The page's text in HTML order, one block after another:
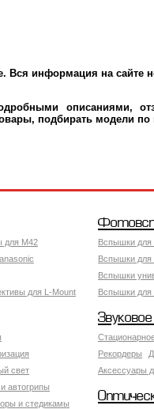
Вся информация на сайте
описаниями,
подбирать модели по
для M42
для L-Mount
Вспышки для
Вспышки для
Вспышки
Вспышки для
свет
автогрипы
и стедикамы
Рекордеры
Аксессуары